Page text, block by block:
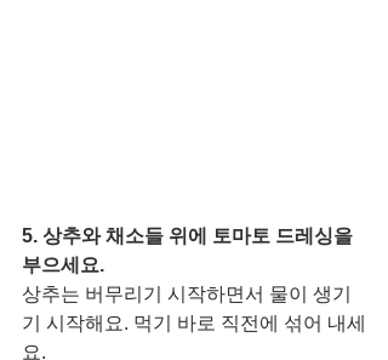
5. 상추와 채소들 위에 토마토 드레싱을
부으세요.
상추는 버무리기 시작하면서 물이 생기
기 시작해요. 먹기 바로 직전에 섞어 내세
요.